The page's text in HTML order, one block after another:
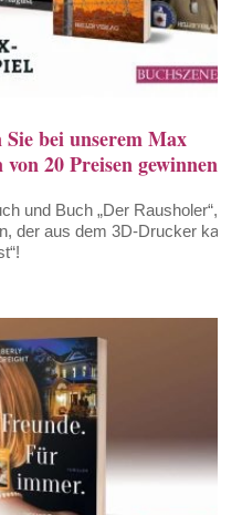
bei unserem Max
20 Preisen gewinnen
und Buch „Der Rausholer“,
der aus dem 3D-Drucker kam“